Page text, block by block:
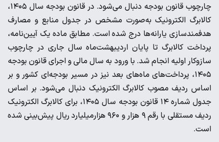
چارچوب قانون بودجه دنبال می‌شود. در قانون بودجه سال ۱۴۰۵،
کالابرگ الکترونیک به‌صورت مشخص در جدول منابع و مصارف
هدفمندسازی یارانه‌ها درج شده است. مطابق ماده یک آیین‌نامه،
پرداخت کالابرگ تا پایان اردیبهشت‌ماه سال جاری در چارچوب
سازوکار اولیه انجام شد. با ورود به سال مالی و اجرای قانون بودجه
۱۴۰۵، پرداخت‌های ماه‌های بعد نیز در مسیر بودجه‌ای کشور و بر
اساس ردیف مصوب کالابرگ الکترونیک دنبال می‌شود. بر اساس
جدول شماره ۱۴ قانون بودجه سال ۱۴۰۵، برای کالابرگ الکترونیک
ردیف مستقلی با رقم ۹ هزار و ۹۶۰ هزار‌میلیارد ریال پیش‌بینی شده
است.